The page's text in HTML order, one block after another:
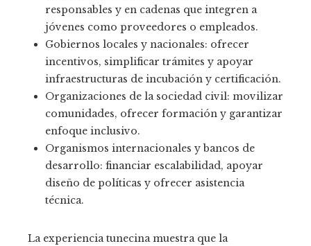
responsables y en cadenas que integren a
jóvenes como proveedores o empleados.
Gobiernos locales y nacionales: ofrecer
incentivos, simplificar trámites y apoyar
infraestructuras de incubación y certificación.
Organizaciones de la sociedad civil: movilizar
comunidades, ofrecer formación y garantizar
enfoque inclusivo.
Organismos internacionales y bancos de
desarrollo: financiar escalabilidad, apoyar
diseño de políticas y ofrecer asistencia
técnica.
La experiencia tunecina muestra que la